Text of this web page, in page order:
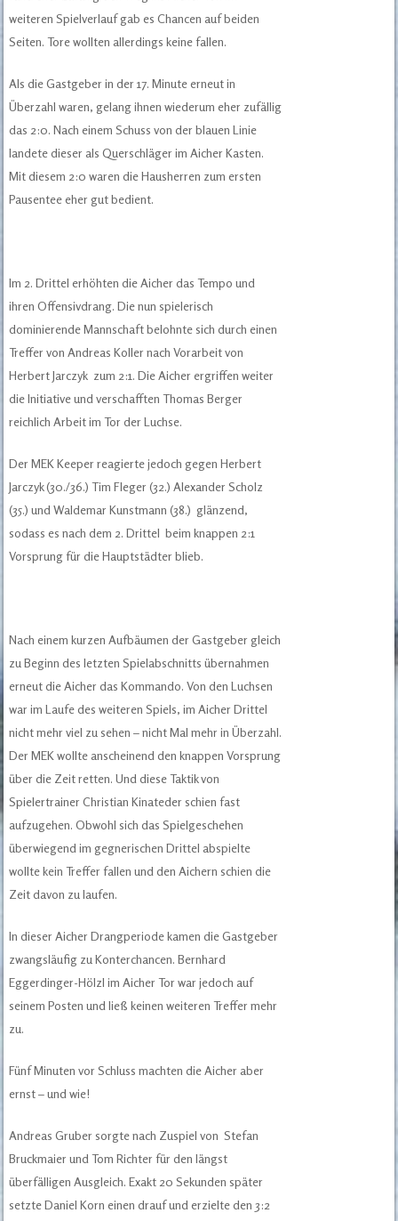
weiteren Spielverlauf gab es Chancen auf beiden
Seiten. Tore wollten allerdings keine fallen.
Als die Gastgeber in der 17. Minute erneut in
Überzahl waren, gelang ihnen wiederum eher zufällig
das 2:0. Nach einem Schuss von der blauen Linie
landete dieser als Querschläger im Aicher Kasten.
Mit diesem 2:0 waren die Hausherren zum ersten
Pausentee eher gut bedient.
Im 2. Drittel erhöhten die Aicher das Tempo und
ihren Offensivdrang. Die nun spielerisch
dominierende Mannschaft belohnte sich durch einen
Treffer von Andreas Koller nach Vorarbeit von
Herbert Jarczyk zum 2:1. Die Aicher ergriffen weiter
die Initiative und verschafften Thomas Berger
reichlich Arbeit im Tor der Luchse.
Der MEK Keeper reagierte jedoch gegen Herbert
Jarczyk (30./36.) Tim Fleger (32.) Alexander Scholz
(35.) und Waldemar Kunstmann (38.) glänzend,
sodass es nach dem 2. Drittel beim knappen 2:1
Vorsprung für die Hauptstädter blieb.
Nach einem kurzen Aufbäumen der Gastgeber gleich
zu Beginn des letzten Spielabschnitts übernahmen
erneut die Aicher das Kommando. Von den Luchsen
war im Laufe des weiteren Spiels, im Aicher Drittel
nicht mehr viel zu sehen – nicht Mal mehr in Überzahl.
Der MEK wollte anscheinend den knappen Vorsprung
über die Zeit retten. Und diese Taktik von
Spielertrainer Christian Kinateder schien fast
aufzugehen. Obwohl sich das Spielgeschehen
überwiegend im gegnerischen Drittel abspielte
wollte kein Treffer fallen und den Aichern schien die
Zeit davon zu laufen.
In dieser Aicher Drangperiode kamen die Gastgeber
zwangsläufig zu Konterchancen. Bernhard
Eggerdinger-Hölzl im Aicher Tor war jedoch auf
seinem Posten und ließ keinen weiteren Treffer mehr
zu.
Fünf Minuten vor Schluss machten die Aicher aber
ernst – und wie!
Andreas Gruber sorgte nach Zuspiel von Stefan
Bruckmaier und Tom Richter für den längst
überfälligen Ausgleich. Exakt 20 Sekunden später
setzte Daniel Korn einen drauf und erzielte den 3:2